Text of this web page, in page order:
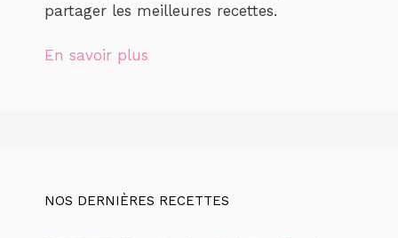
partager les meilleures recettes.
En savoir plus
NOS DERNIÈRES RECETTES